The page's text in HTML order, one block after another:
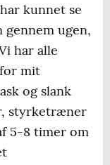
kunnet se
gennem ugen,
har alle
mit
og slank
styrketræner
5-8 timer om